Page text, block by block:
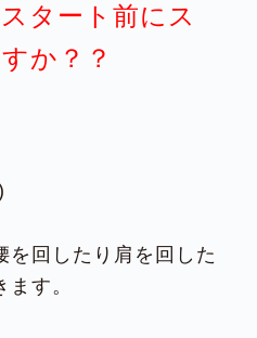
タート前にス
か？？
を回したり肩を回した
す。